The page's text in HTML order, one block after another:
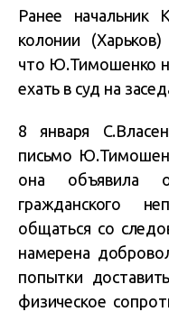
Ранее начальник
колонии
что Ю.Тимошенко
ехать в суд на
8 января
письмо
она объявила
гражданского
общаться со
намерена
попытки
физическое